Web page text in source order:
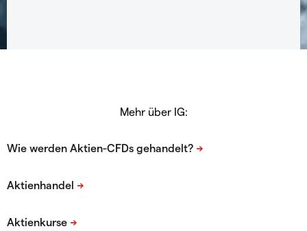
Mehr über IG: